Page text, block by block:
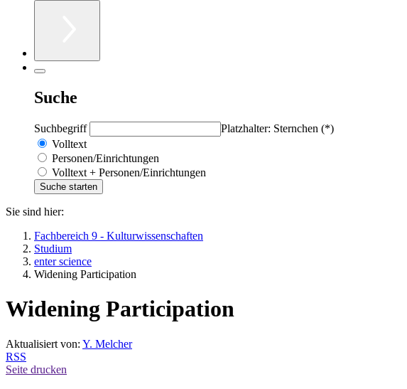
Suche
Suchbegriff
Platzhalter: Sternchen (*)
Volltext
Personen/Einrichtungen
Volltext + Personen/Einrichtungen
Sie sind hier:
Fachbereich 9 - Kulturwissenschaften
Studium
enter science
Widening Participation
Widening Participation
Aktualisiert von: Y. Melcher
RSS
Seite drucken